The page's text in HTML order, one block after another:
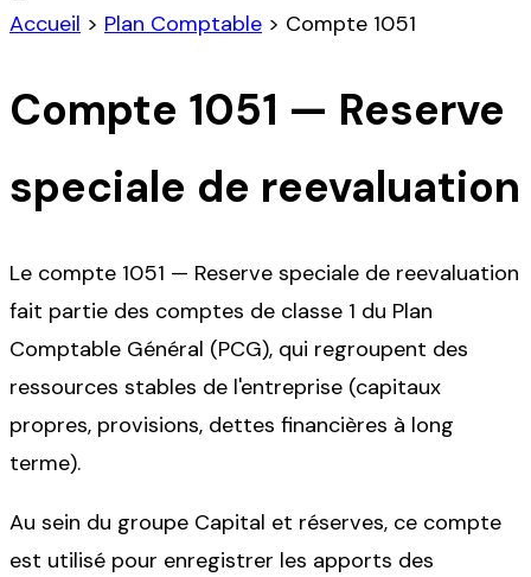
Accueil > Plan Comptable > Compte 1051
Compte 1051 — Reserve
speciale de reevaluation
Le compte 1051 — Reserve speciale de reevaluation
fait partie des comptes de classe 1 du Plan
Comptable Général (PCG), qui regroupent des
ressources stables de l'entreprise (capitaux
propres, provisions, dettes financières à long
terme).
Au sein du groupe Capital et réserves, ce compte
est utilisé pour enregistrer les apports des